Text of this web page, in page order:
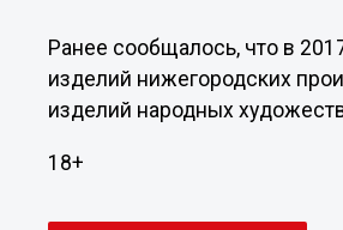
Ранее сообщалось, что в
изделий нижегородских
изделий народных
18+